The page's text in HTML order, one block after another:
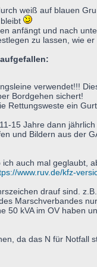
weiß auf blauen
anfängt und nach
zu lassen, wie
verwendet!!!
Bordgehen sichert!
Rettungsweste ein
15 Jahre dann
und Bildern aus der
auch mal geglaubt,
www.ruv.de/kfz-
drauf sind.
Marschverbandes
50 kVA im OV haben
da das N für